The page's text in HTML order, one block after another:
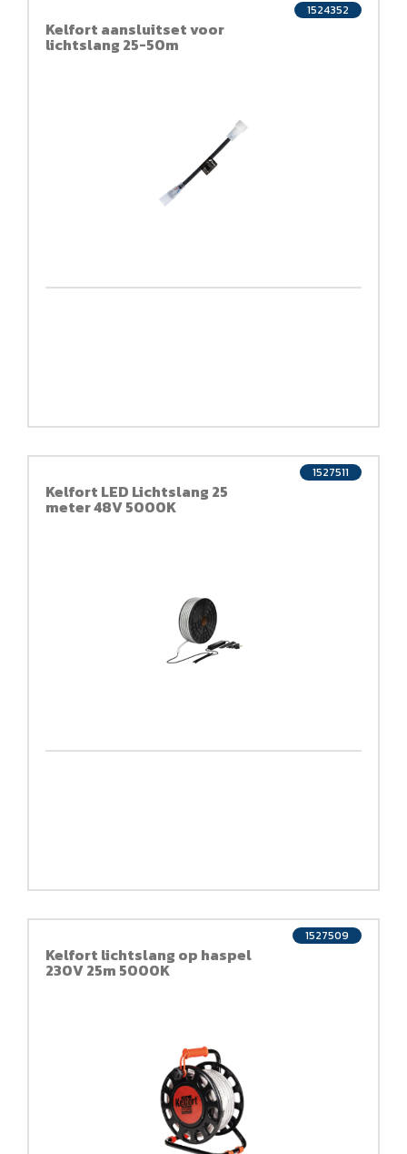
Kelfort aansluitset voor
lichtslang 25-50m
1524352
Kelfort LED Lichtslang 25
meter 48V 5000K
1527511
Kelfort lichtslang op haspel
230V 25m 5000K
1527509